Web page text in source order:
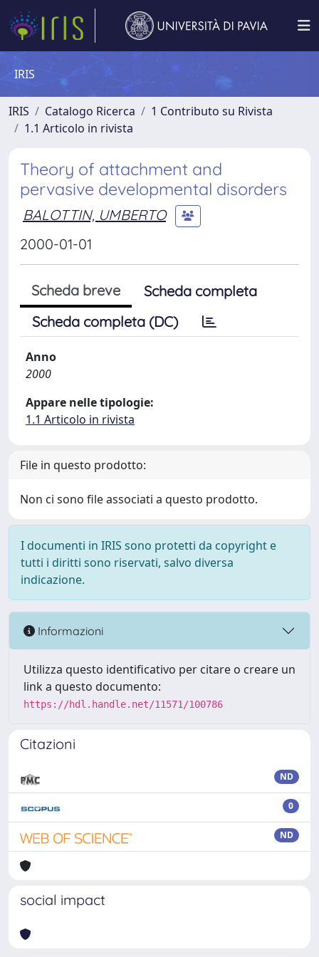
IRIS
IRIS Catalogo Ricerca
1 Contributo su Rivista
1.1 Articolo in rivista
Theory of attachment and
pervasive developmental disorders
BALOTTIN, UMBERTO
2000-01-01
Scheda breve
Scheda completa
Scheda completa (DC)
Anno
2000
Appare nelle tipologie:
1.1 Articolo in rivista
File in questo prodotto:
Non ci sono file associati a questo prodotto.
I documenti in IRIS sono protetti da copyright e
tutti i diritti sono riservati, salvo diversa
indicazione.
Informazioni
Utilizza questo identificativo per citare o creare un
link a questo documento:
https://hdl.handle.net/11571/100786
Citazioni
ND
0
ND
social impact